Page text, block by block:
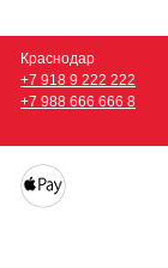
Краснодар
+7 918 9 222 222
+7 988 666 666 8